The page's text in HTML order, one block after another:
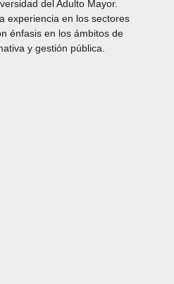
del Adulto Mayor.
experiencia en los sectores
énfasis en los ámbitos de
y gestión pública.